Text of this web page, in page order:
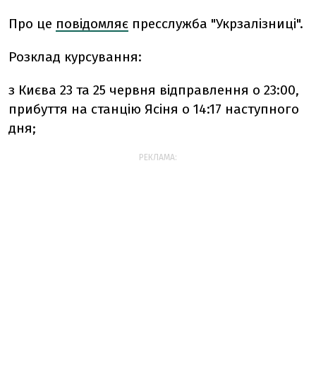
Про це повідомляє пресслужба "Укрзалізниці".
Розклад курсування:
з Києва 23 та 25 червня відправлення о 23:00,
прибуття на станцію Ясіня о 14:17 наступного
дня;
РЕКЛАМА: